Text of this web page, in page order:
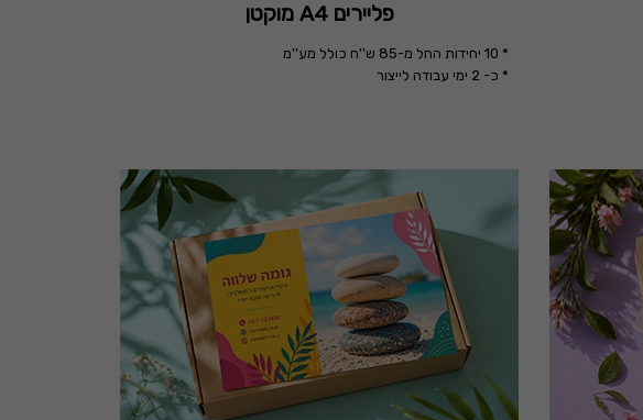
פליירים A4 מוקטן
* 10 יחידות החל מ-85 ש''ח כולל מע''מ
* כ- 2 ימי עבודה לייצור